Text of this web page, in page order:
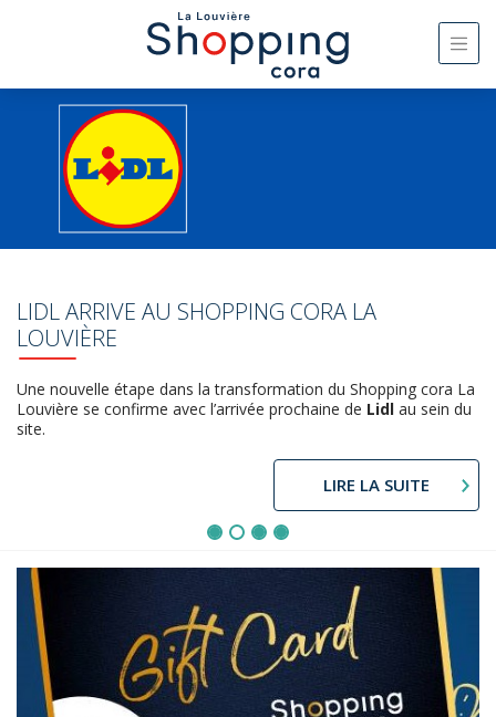
LIDL ARRIVE AU SHOPPING CORA LA
LOUVIÈRE
Une nouvelle étape dans la transformation du Shopping cora La
Louvière se confirme avec l’arrivée prochaine de Lidl au sein du
site.
LIRE LA SUITE